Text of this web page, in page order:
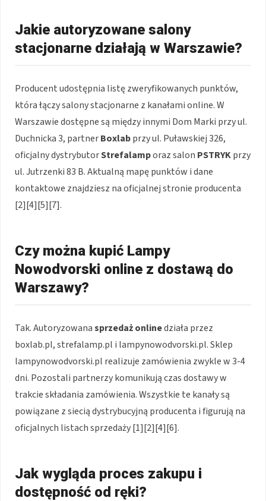
Jakie autoryzowane salony
stacjonarne działają w Warszawie?
Producent udostępnia listę zweryfikowanych punktów,
która łączy salony stacjonarne z kanałami online. W
Warszawie dostępne są między innymi Dom Marki przy ul.
Duchnicka 3, partnerBoxlabprzy ul. Puławskiej 326,
oficjalny dystrybutorStrefalamporaz salon PSTRYKprzy
ul. Jutrzenki 83 B. Aktualną mapę punktów i dane
kontaktowe znajdziesz na oficjalnej stronie producenta
[2][4][5][7].
Czy można kupić Lampy
Nowodvorski online z dostawą do
Warszawy?
Tak. Autoryzowanasprzedaż onlinedziała przez
boxlab.pl, strefalamp.pl i lampynowodvorski.pl. Sklep
lampynowodvorski.pl realizuje zamówienia zwykle w 3-4
dni. Pozostali partnerzy komunikują czas dostawy w
trakcie składania zamówienia. Wszystkie te kanały są
powiązane z siecią dystrybucyjną producenta i figurują na
oficjalnych listach sprzedaży [1][2][4][6].
Jak wygląda proces zakupu i
dostępność od ręki?